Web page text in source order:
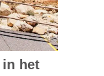
in het